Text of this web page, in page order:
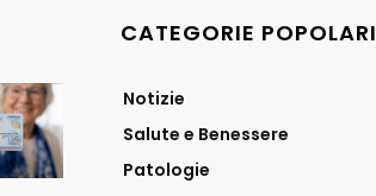
CATEGORIE POPOLARI
Notizie
Salute e Benessere
Patologie